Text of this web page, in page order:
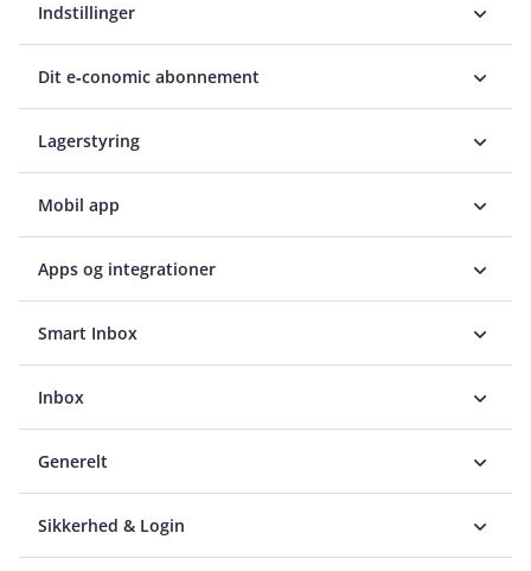
Indstillinger
Dit e‑conomic abonnement
Lagerstyring
Mobil app
Apps og integrationer
Smart Inbox
Inbox
Generelt
Sikkerhed & Login